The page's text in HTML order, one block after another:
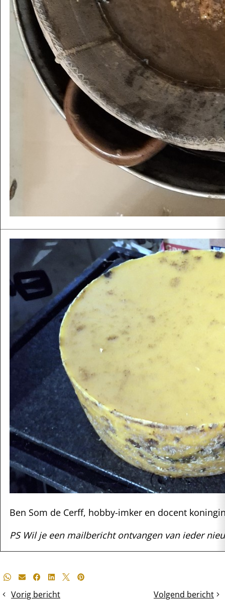
Ben Som de Cerff, hobby-imker en docent
PS Wil je een mailbericht ontvangen van ieder
DeelWhatsapp
E-mailFacebook
LinkedIn
X Pinterest
Vorig bericht
Varroa-
Volgend bericht
Winter-